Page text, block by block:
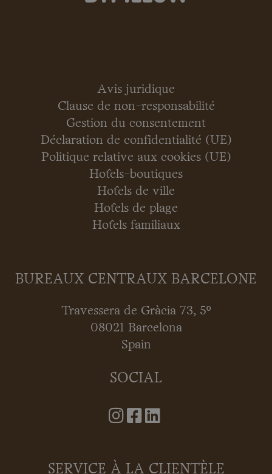
Avis juridique
Clause de non-responsabilité
Gestion du consentement
Déclaration de confidentialité (UE)
Politique relative aux cookies (UE)
Hôtels-boutiques
Hôtels de ville
Hôtels de plage
Hôtels familiaux
BUREAUX CENTRAUX BARCELONE
Travessera de Gràcia 73, 5º
08021 Barcelona
Spain
SOCIAL
SERVICE À LA CLIENTÈLE